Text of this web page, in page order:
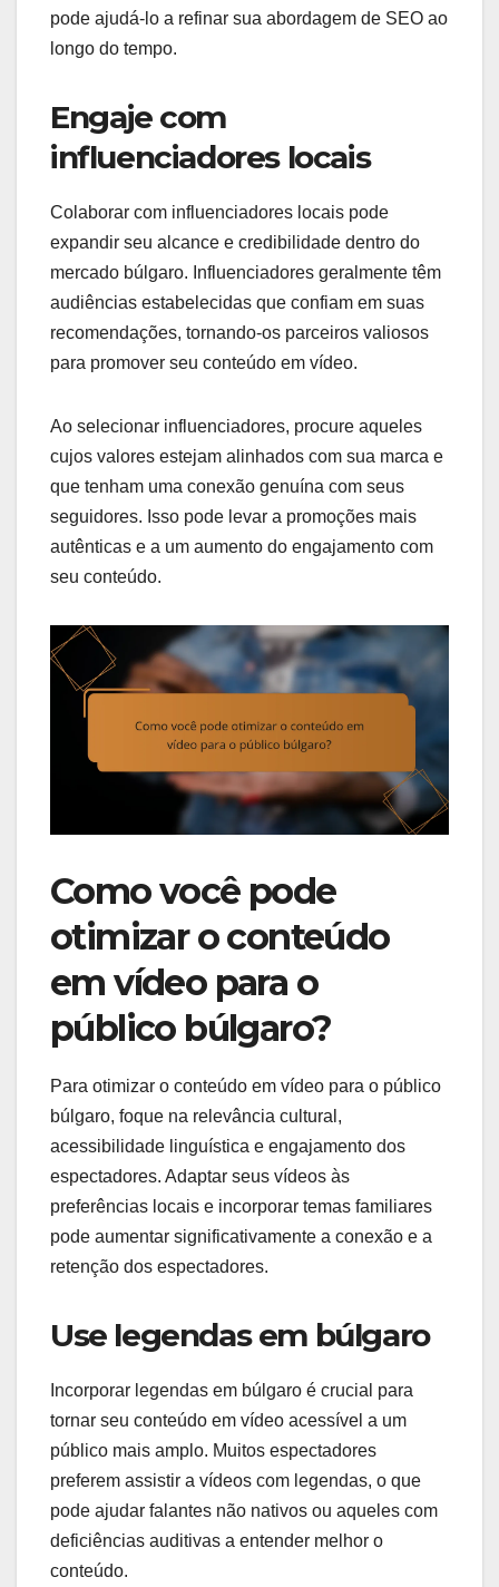
pode ajudá-lo a refinar sua abordagem de SEO ao
longo do tempo.
Engaje com
influenciadores locais
Colaborar com influenciadores locais pode
expandir seu alcance e credibilidade dentro do
mercado búlgaro. Influenciadores geralmente têm
audiências estabelecidas que confiam em suas
recomendações, tornando-os parceiros valiosos
para promover seu conteúdo em vídeo.
Ao selecionar influenciadores, procure aqueles
cujos valores estejam alinhados com sua marca e
que tenham uma conexão genuína com seus
seguidores. Isso pode levar a promoções mais
autênticas e a um aumento do engajamento com
seu conteúdo.
Como você pode
otimizar o conteúdo
em vídeo para o
público búlgaro?
Para otimizar o conteúdo em vídeo para o público
búlgaro, foque na relevância cultural,
acessibilidade linguística e engajamento dos
espectadores. Adaptar seus vídeos às
preferências locais e incorporar temas familiares
pode aumentar significativamente a conexão e a
retenção dos espectadores.
Use legendas em búlgaro
Incorporar legendas em búlgaro é crucial para
tornar seu conteúdo em vídeo acessível a um
público mais amplo. Muitos espectadores
preferem assistir a vídeos com legendas, o que
pode ajudar falantes não nativos ou aqueles com
deficiências auditivas a entender melhor o
conteúdo.